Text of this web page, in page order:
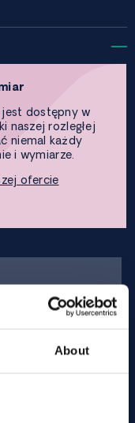
About
jest dostępny w
naszej rozległej
niemal każdy
i wymiarze.
ofercie